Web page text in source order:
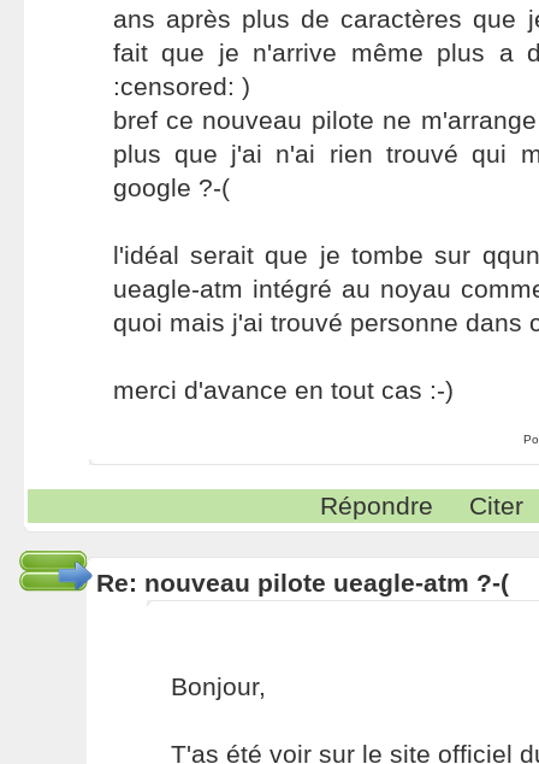
ans après plus de caractères que
fait que je n'arrive même plus a
:censored: )
bref ce nouveau pilote ne
plus que j'ai n'ai rien trouvé qui
google ?-(
l'idéal serait que je tombe sur
ueagle-atm intégré au noyau
quoi mais j'ai trouvé personne dans
merci d'avance en tout cas :-)
Répondre Citer
Re: nouveau pilote ueagle-atm ?-(
Bonjour,
T'as été voir sur le site officiel